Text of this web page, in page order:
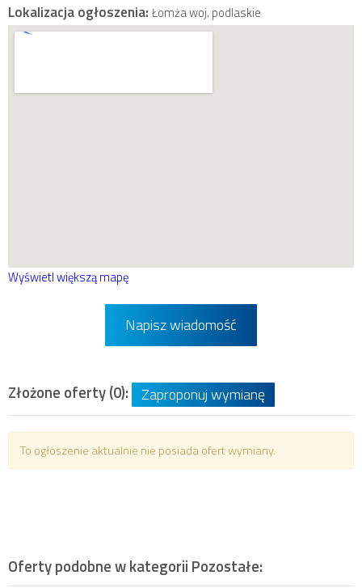
Lokalizacja ogłoszenia: Łomża woj. podlaskie
Wyświetl większą mapę
Napisz wiadomość
Złożone oferty (0): Zaproponuj wymianę
To ogłoszenie aktualnie nie posiada ofert wymiany.
Oferty podobne w kategorii Pozostałe: